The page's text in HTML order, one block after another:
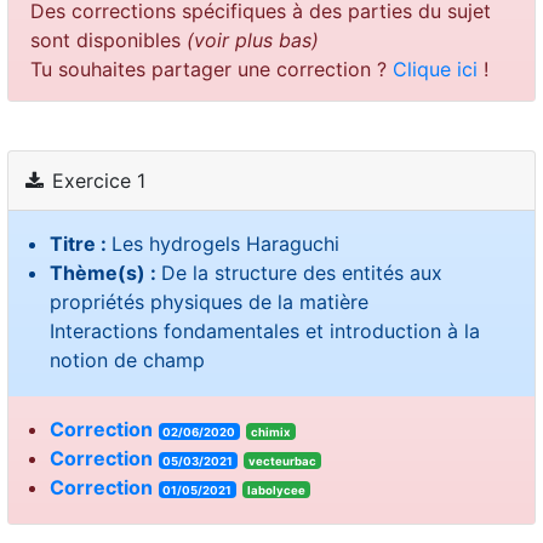
Des corrections spécifiques à des parties du sujet
sont disponibles (voir plus bas)
Tu souhaites partager une correction ? Clique ici !
Exercice 1
Titre : Les hydrogels Haraguchi
Thème(s) : De la structure des entités aux
propriétés physiques de la matière
Interactions fondamentales et introduction à la
notion de champ
Correction 02/06/2020 chimix
Correction 05/03/2021 vecteurbac
Correction 01/05/2021 labolycee